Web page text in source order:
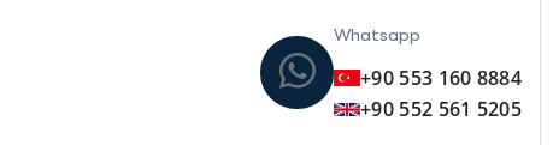
Whatsapp
+90 553 160 8884
+90 552 561 5205